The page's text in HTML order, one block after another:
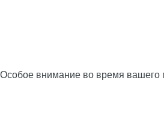
Особое внимание во время вашего